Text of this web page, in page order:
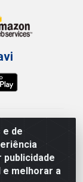
de
publicidade
melhorar a
EIRELI -
000A -
010